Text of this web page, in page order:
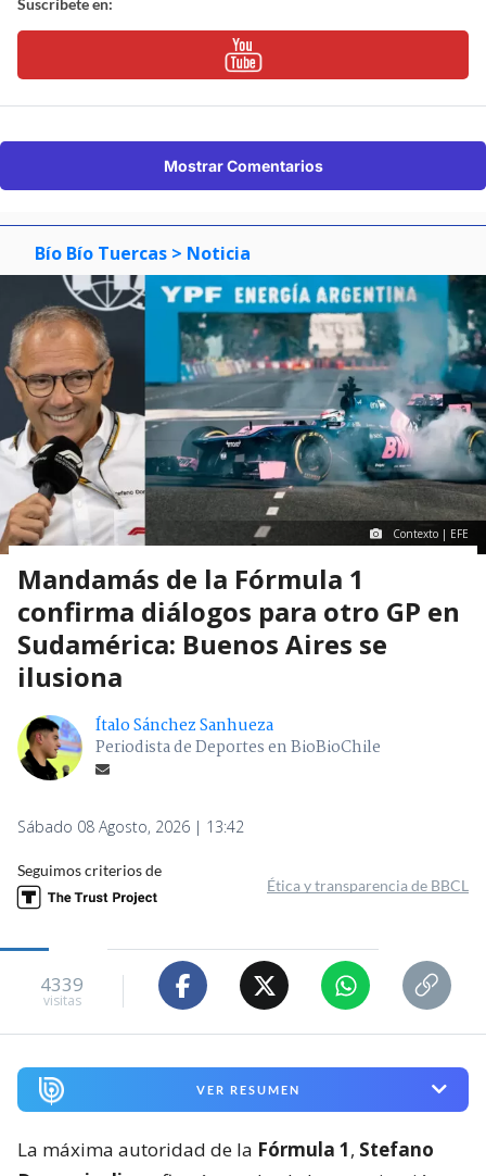
Suscríbete en:
Mostrar Comentarios
Bío Bío Tuercas > Noticia
Contexto | EFE
Mandamás de la Fórmula 1
confirma diálogos para otro GP en
Sudamérica: Buenos Aires se
ilusiona
Ítalo Sánchez Sanhueza
Periodista de Deportes en BioBioChile
Sábado 08 Agosto, 2026 | 13:42
Seguimos criterios de
Ética y transparencia de BBCL
4339
visitas
VER RESUMEN
La máxima autoridad de la Fórmula 1, Stefano